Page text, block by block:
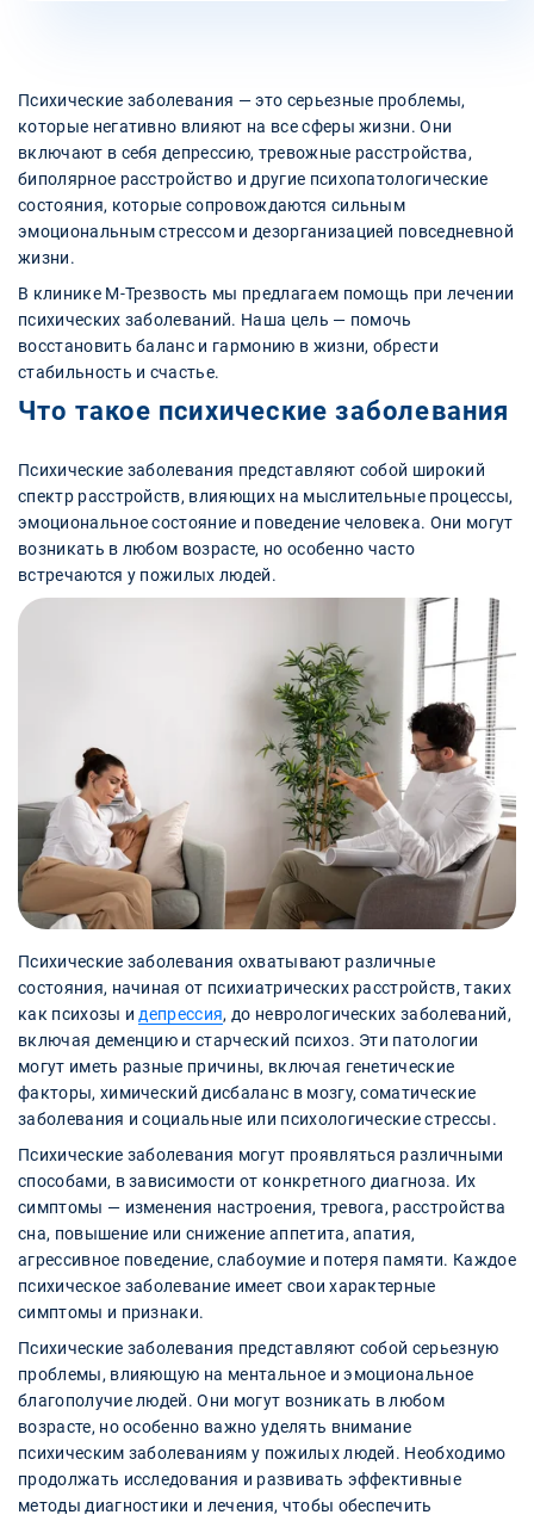
Психические заболевания — это серьезные проблемы,
которые негативно влияют на все сферы жизни. Они
включают в себя депрессию, тревожные расстройства,
биполярное расстройство и другие психопатологические
состояния, которые сопровождаются сильным
эмоциональным стрессом и дезорганизацией повседневной
жизни.
В клинике М-Трезвость мы предлагаем помощь при лечении
психических заболеваний. Наша цель — помочь
восстановить баланс и гармонию в жизни, обрести
стабильность и счастье.
Что такое психические заболевания
Психические заболевания представляют собой широкий
спектр расстройств, влияющих на мыслительные процессы,
эмоциональное состояние и поведение человека. Они могут
возникать в любом возрасте, но особенно часто
встречаются у пожилых людей.
Психические заболевания охватывают различные
состояния, начиная от психиатрических расстройств, таких
как психозы идепрессия, до неврологических заболеваний,
включая деменцию и старческий психоз. Эти патологии
могут иметь разные причины, включая генетические
факторы, химический дисбаланс в мозгу, соматические
заболевания и социальные или психологические стрессы.
Психические заболевания могут проявляться различными
способами, в зависимости от конкретного диагноза. Их
симптомы — изменения настроения, тревога, расстройства
сна, повышение или снижение аппетита, апатия,
агрессивное поведение, слабоумие и потеря памяти. Каждое
психическое заболевание имеет свои характерные
симптомы и признаки.
Психические заболевания представляют собой серьезную
проблемы, влияющую на ментальное и эмоциональное
благополучие людей. Они могут возникать в любом
возрасте, но особенно важно уделять внимание
психическим заболеваниям у пожилых людей. Необходимо
продолжать исследования и развивать эффективные
методы диагностики и лечения, чтобы обеспечить